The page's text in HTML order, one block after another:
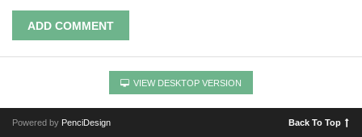
ADD COMMENT
VIEW DESKTOP VERSION
Powered by PenciDesign Back To Top